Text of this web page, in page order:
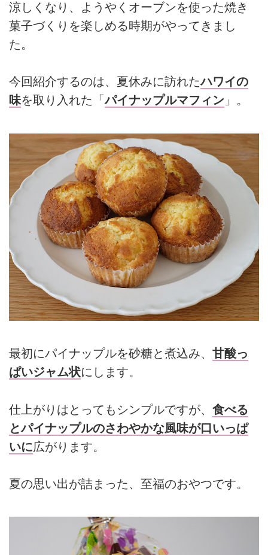
涼しくなり、ようやくオーブンを使った焼き
菓子づくりを楽しめる時期がやってきまし
た。
今回紹介するのは、夏休みに訪れたハワイの
味を取り入れた「パイナップルマフィン 」。
最初にパイナップルを砂糖と煮込み、 甘酸っ
ぱいジャム状にします。
仕上がりはとってもシンプルですが、 食べる
とパイナップルのさわやかな風味が口いっぱ
いに広がります。
夏の思い出が詰まった、至福のおやつです。